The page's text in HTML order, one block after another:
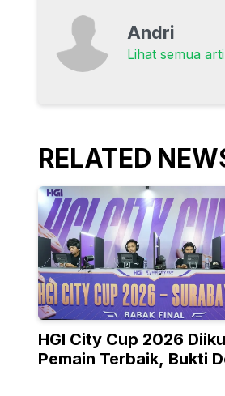
Andri
Lihat semua
RELATED
HGI City Cup 2026
Pemain Terbaik, Bukti